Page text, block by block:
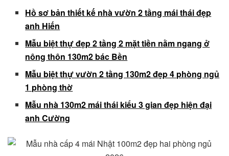
Hồ sơ bản thiết kế nhà vườn 2 tầng mái thái đẹp
anh Hiến
Mẫu biệt thự đẹp 2 tầng 2 mặt tiền nằm ngang ở
nông thôn 130m2 bác Bền
Mẫu biệt thự vườn 2 tầng 130m2 đẹp 4 phòng ngủ
1 phòng thờ
Mẫu nhà 130m2 mái thái kiểu 3 gian đẹp hiện đại
anh Cường